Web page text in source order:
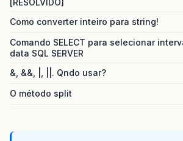
[RESOLVIDO]
Como converter inteiro para string!
Comando SELECT para selecionar
data SQL SERVER
&, &&, |, ||. Qndo usar?
O método split